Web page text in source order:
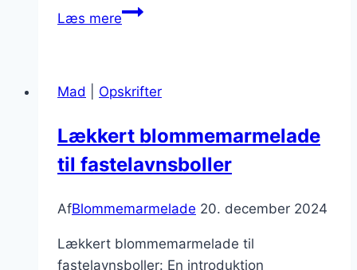
Læs mereBlommemarmelade
stjerneanis
Mad Opskrifter
Lækkert blommemarmelade
til fastelavnsboller
AfBlommemarmelade 20. december 2024
Lækkert blommemarmelade til
fastelavnsboller: En introduktion